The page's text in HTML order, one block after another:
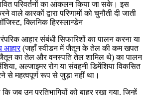
परिवर्तनों का आकलन किया जा सके। इस
वाले कारकों द्वारा परिणामों को चुनौती दी जाती
क्लिनिक हिरस्लान्डेन
आहार संबंधी सिफारिशों का पालन करना या
आहार(जहाँ स्वीडन में जैतून के तेल की कम खपत
का तेल और वनस्पति तेल शामिल थे) का पालन
अल्जाइमर रोग या संवहनी डिमेंशिया विकसित
से महत्वपूर्ण रूप से जुड़ा नहीं था।
जब उन प्रतिभागियों को बाहर रखा गया, जिन्हें